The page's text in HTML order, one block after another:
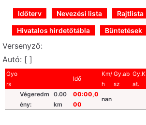
Időterv Nevezési lista Rajtlista
Hivatalos hirdetőtábla Büntetések
Versenyző:
Autó: [ ]
Gyo
rs
Idő
Km/
h
Gy.ab
sz
Gy.K
at.
Végeredm
ény:
0.00
km
00:00,0
00
nan